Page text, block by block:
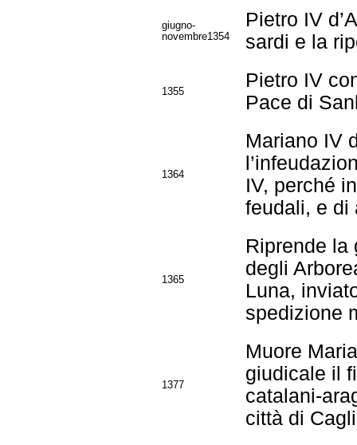
giugno-
novembre1354
Pietro IV
sardi e la
1355
Pietro IV
Pace di
1364
Mariano IV
IV, perché
feudali, e di
1365
Riprende la
degli
Luna,
spedizione
1377
Muore
giudicale il
catalani-
città di